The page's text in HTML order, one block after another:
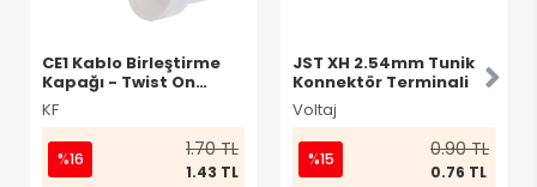
CE1 Kablo Birleştirme
Kapağı - Twist On
Konnektör
KF
%16 1.70 TL
1.43 TL
JST XH 2.54mm Tunik
Konnektör Terminali
Voltaj
%15 0.90 TL
0.76 TL